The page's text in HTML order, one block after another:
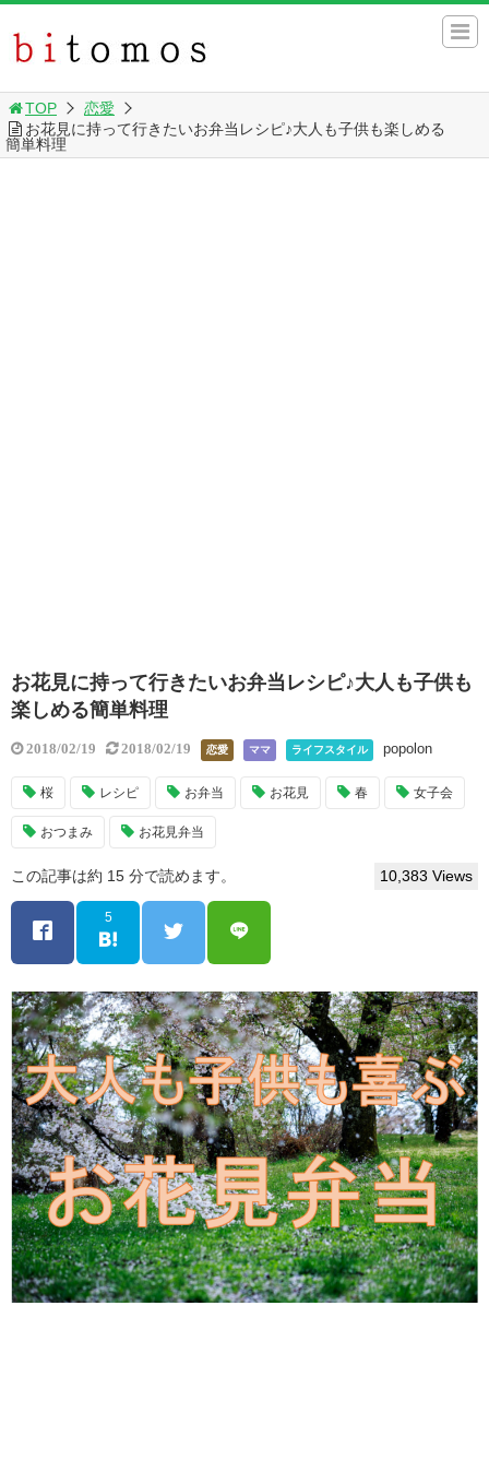
TOP
恋愛
お花見に持って行きたいお弁当レシピ♪大人も子供も楽しめる
簡単料理
お花見に持って行きたいお弁当レシピ♪大人も子供も
楽しめる簡単料理
2018/02/19 2018/02/19 恋愛 ママ ライフスタイル popolon
桜 レシピ お弁当 お花見 春 女子会
おつまみ お花見弁当
この記事は約 15 分で読めます。 10,383 Views
5